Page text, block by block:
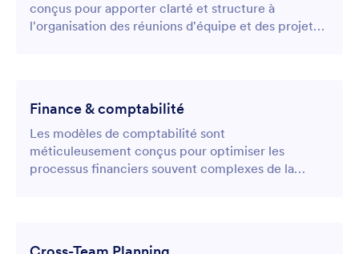
conçus pour apporter clarté et structure à
l'organisation des réunions d'équipe et des projets
Finance & comptabilité
Les modèles de comptabilité sont
méticuleusement conçus pour optimiser les
processus financiers souvent complexes de la